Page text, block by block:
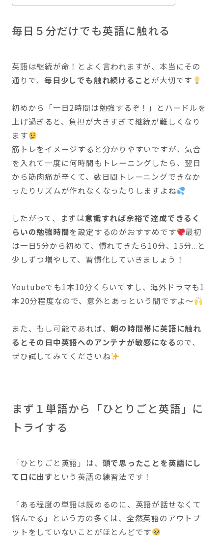
毎日５分だけでも英語に触れる
英語は継続が命！とよく言われますが、本当にその
通りで、毎日少しでも触れ続けることが大切です
初めから「一日2時間は勉強するぞ！」とハードルを
上げ過ぎると、負担が大きすぎて継続が難しくなり
ます
筋トレをイメージすると分かりやすいですが、気合
を入れて一度に何時間もトレーニングしたら、翌日
から筋肉痛が辛くて、数日間トレーニングできなか
ったりリズムが作れなくなったりしますよね
したがって、まずは意識すれば余裕で達成できるく
らいの勉強時間を設定するのがおすすめです
最初
は一日5分から初めて、慣れてきたら10分、15分...と
少しずつ増やして、習慣化していきましょう！
Youtubeでも1本10分くらいですし、海外ドラマも1
本20分程度なので、意外とあっという間ですよ〜
また、もし可能であれば、朝の時間帯に英語に触れ
るとその日中英語へのアンテナが敏感になるので、
ぜひ試してみてくださいね
まず１単語から「ひとりごと英語」に
トライする
「ひとりごと英語」は、 頭で思ったことを英語にし
て口に出す という英語の練習法です！
「ある程度の単語は読めるのに、英語が話せなくて
悩んでる」という方の多くは、全然英語のアウトプ
ットをしていないことがほとんどです